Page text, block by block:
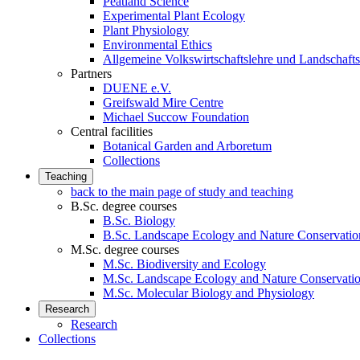
Experimental Plant Ecology
Plant Physiology
Environmental Ethics
Allgemeine Volkswirtschaftslehre und
Partners
DUENE e.V.
Greifswald Mire Centre
Michael Succow Foundation
Central facilities
Botanical Garden and Arboretum
Collections
Teaching
back to the main page of study and teaching
B.Sc. degree courses
B.Sc. Biology
B.Sc. Landscape Ecology and Nature
M.Sc. degree courses
M.Sc. Biodiversity and Ecology
M.Sc. Landscape Ecology and Nature
M.Sc. Molecular Biology and Physiology
Research
Research
Collections